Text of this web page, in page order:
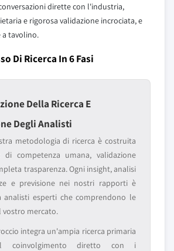
dirette con l'industria,
e rigorosa validazione incrociata, e
a tavolino.
Di Ricerca In 6 Fasi
Della Ricerca E
Degli Analisti
metodologia di ricerca è costruita
competenza umana, validazione
trasparenza. Ogni insight, analisi
e previsione nei nostri rapporti è
analisti esperti che comprendono le
mercato.
integra un'ampia ricerca primaria
coinvolgimento diretto con i